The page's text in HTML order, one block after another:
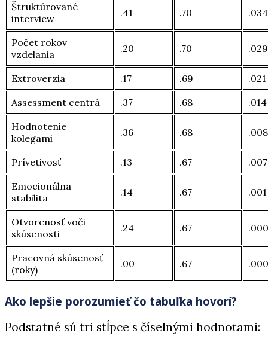
Štruktúrované
interview
.41 .70 .034
Počet rokov
vzdelania
.20 .70 .029
Extroverzia .17 .69
.021
Assessment centrá
.37 .68
.014
Hodnotenie
kolegami
.36 .68 .008
Prívetivosť .13 .67
.007
Emocionálna
stabilita
.14 .67 .001
Otvorenosť voči
skúsenosti
.24 .67 .000
Pracovná skúsenosť
(roky)
.00 .67 .000
Ako lepšie porozumieť čo tabuľka hovorí?
Podstatné sú tri stĺpce s číselnými hodnotami: